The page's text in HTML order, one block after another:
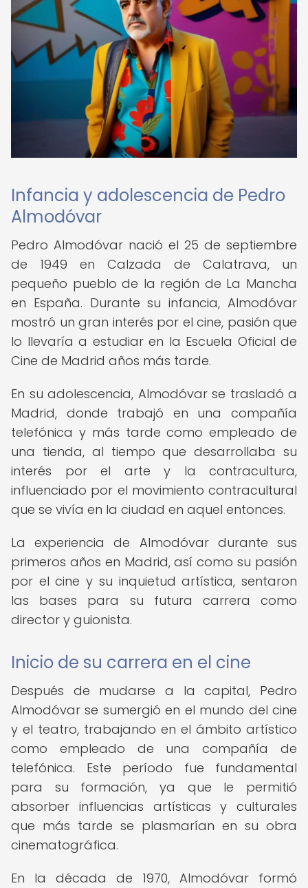
Infancia y adolescencia de Pedro
Almodóvar
Pedro Almodóvar nació el 25 de septiembre
de 1949 en Calzada de Calatrava, un
pequeño pueblo de la región de La Mancha
en España. Durante su infancia, Almodóvar
mostró un gran interés por el cine, pasión que
lo llevaría a estudiar en la Escuela Oficial de
Cine de Madrid años más tarde.
En su adolescencia, Almodóvar se trasladó a
Madrid, donde trabajó en una compañía
telefónica y más tarde como empleado de
una tienda, al tiempo que desarrollaba su
interés por el arte y la contracultura,
influenciado por el movimiento contracultural
que se vivía en la ciudad en aquel entonces.
La experiencia de Almodóvar durante sus
primeros años en Madrid, así como su pasión
por el cine y su inquietud artística, sentaron
las bases para su futura carrera como
director y guionista.
Inicio de su carrera en el cine
Después de mudarse a la capital, Pedro
Almodóvar se sumergió en el mundo del cine
y el teatro, trabajando en el ámbito artístico
como empleado de una compañía de
telefónica. Este período fue fundamental
para su formación, ya que le permitió
absorber influencias artísticas y culturales
que más tarde se plasmarían en su obra
cinematográfica.
En la década de 1970, Almodóvar formó